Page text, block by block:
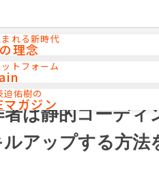
れる新時代
理念
トフォーム
佑樹の
ガジン
制作
は静的コーディ
アップする方法